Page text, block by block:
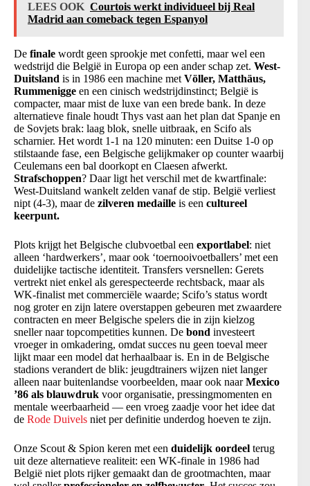
LEES OOK Courtois werkt individueel bij Real
Madrid aan comeback tegen Espanyol
De finale wordt geen sprookje met confetti, maar wel een
wedstrijd die België in Europa op een ander schap zet. West-
Duitsland is in 1986 een machine met Völler, Matthäus,
Rummenigge en een cinisch wedstrijdinstinct; België is
compacter, maar mist de luxe van een brede bank. In deze
alternatieve finale houdt Thys vast aan het plan dat Spanje en
de Sovjets brak: laag blok, snelle uitbraak, en Scifo als
scharnier. Het wordt 1-1 na 120 minuten: een Duitse 1-0 op
stilstaande fase, een Belgische gelijkmaker op counter waarbij
Ceulemans een bal doorkopt en Claesen afwerkt.
Strafschoppen? Daar ligt het verschil met de kwartfinale:
West-Duitsland wankelt zelden vanaf de stip. België verliest
nipt (4-3), maar de zilveren medaille is een cultureel
keerpunt.
Plots krijgt het Belgische clubvoetbal een exportlabel: niet
alleen ‘hardwerkers’, maar ook ‘toernooivoetballers’ met een
duidelijke tactische identiteit. Transfers versnellen: Gerets
vertrekt niet enkel als gerespecteerde rechtsback, maar als
WK-finalist met commerciële waarde; Scifo’s status wordt
nog groter en zijn latere overstappen gebeuren met zwaardere
contracten en meer Belgische spelers die in zijn kielzog
sneller naar topcompetities kunnen. De bond investeert
vroeger in omkadering, omdat succes nu geen toeval meer
lijkt maar een model dat herhaalbaar is. En in de Belgische
stadions verandert de blik: jeugdtrainers wijzen niet langer
alleen naar buitenlandse voorbeelden, maar ook naarMexico
’86 als blauwdruk voor organisatie, pressingmomenten en
mentale weerbaarheid — een vroeg zaadje voor het idee dat
de Rode Duivels niet per definitie underdog hoeven te zijn.
Onze Scout & Spion keren met een duidelijk oordeel terug
uit deze alternatieve realiteit: een WK-finale in 1986 had
België niet plots rijker gemaakt dan de grootmachten, maar